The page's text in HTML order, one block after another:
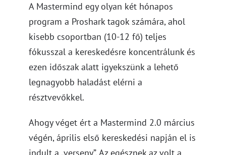
A Mastermind egy olyan két hónapos
program a Proshark tagok számára, ahol
kisebb csoportban (10-12 fő) teljes
fókusszal a kereskedésre koncentrálunk és
ezen időszak alatt igyekszünk a lehető
legnagyobb haladást elérni a
résztvevőkkel.
Ahogy véget ért a Mastermind 2.0 március
végén, április első kereskedési napján el is